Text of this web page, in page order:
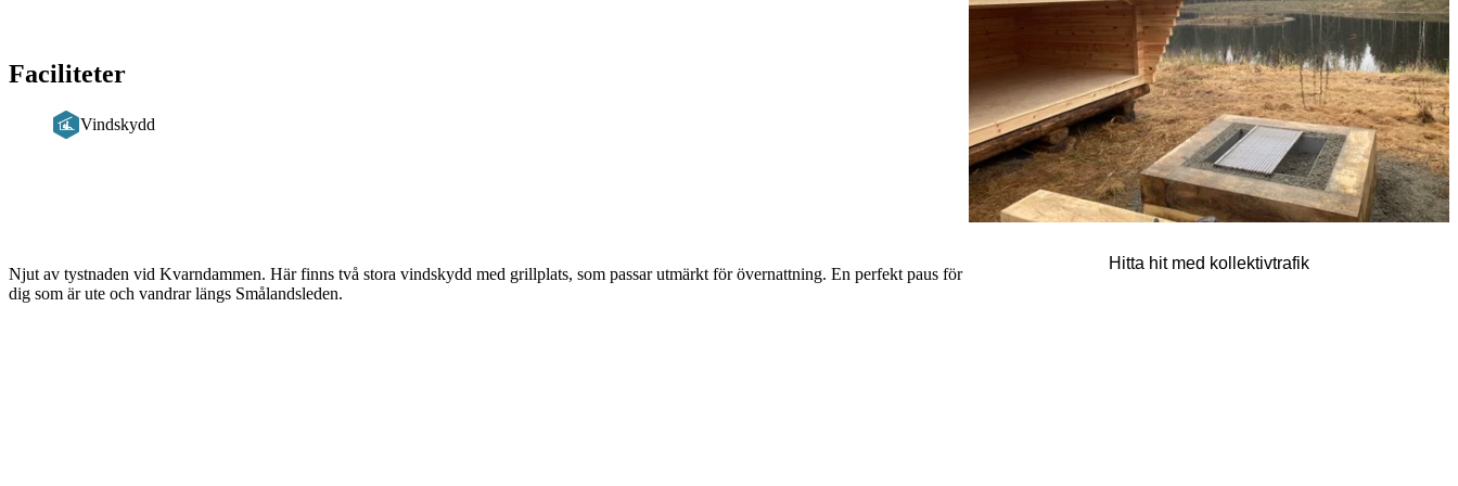
Faciliteter
Vindskydd
Njut av tystnaden vid Kvarndammen. Här finns två stora vindskydd med grillplats, som passar utmärkt för övernattning. En perfekt paus för
dig som är ute och vandrar längs Smålandsleden.
Hitta hit med kollektivtrafik